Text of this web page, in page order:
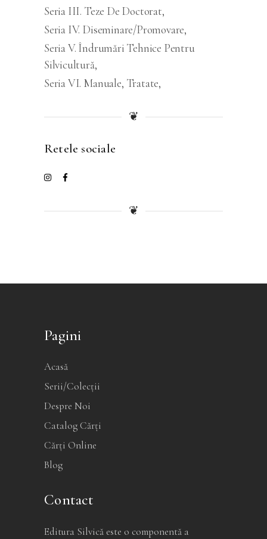
Seria III. Teze De Doctorat
Seria IV. Diseminare/promovare
Seria V. Îndrumări Tehnice Pentru
Silvicultură
Seria VI. Manuale Tratate
❦
Retele sociale
❦
Pagini
Acasă
Serii/Colecții
Despre Noi
Catalog Cărți
Cărți Online
Blog
Contact
Editura Silvică este o componentă a